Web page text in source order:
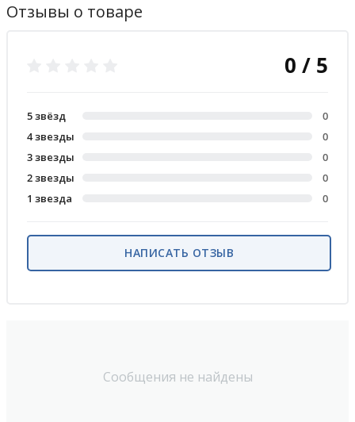
Отзывы о товаре
Сообщения не найдены
0 / 5
5 звёзд
0
4 звезды
0
3 звезды
0
2 звезды
0
1 звезда
0
НАПИСАТЬ ОТЗЫВ